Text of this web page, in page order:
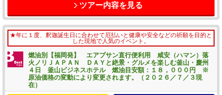
ツアー内容を見る
★年に１度、釈迦誕生日に合わせて厄払いと健康や安全などの祈願を目的と
した現地で人気のイベント。
燃油別【福岡発】 エアプサン直行便利用 咸安（ハマン）落
火ノリＪＡＰＡＮ ＤＡＹと絶景・グルメを楽しむ釜山・慶州
４日 釜山ビジネスホテル 燃油目安額：１８，０００円 ※
原油価格の変動により変更されます。（２０２６／７／３現
在）